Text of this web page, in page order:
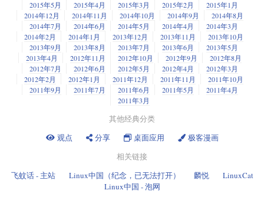
2015年5月
2015年4月 2015年3月 2015年2月
2015年1月
2014年12月
2014年11月 2014年10月 2014年9月
2014年8月
2014年7月
2014年6月 2014年5月 2014年4月
2014年3月
2014年2月
2014年1月 2013年12月 2013年11月
2013年10月
2013年9月
2013年8月 2013年7月 2013年6月
2013年5月
2013年4月
2012年11月 2012年10月 2012年9月
2012年8月
2012年7月
2012年6月 2012年5月 2012年4月
2012年3月
2012年2月
2012年1月 2011年12月 2011年11月
2011年10月
2011年9月
2011年7月 2011年6月 2011年5月
2011年4月
2011年3月
其他经典分类
观点
分享 桌面应用
极客漫画
相关链接
飞蚊话 - 主站
Linux中国（纪念，已无法打开） 麟悦
LinuxCat
Linux中国 - 泡网